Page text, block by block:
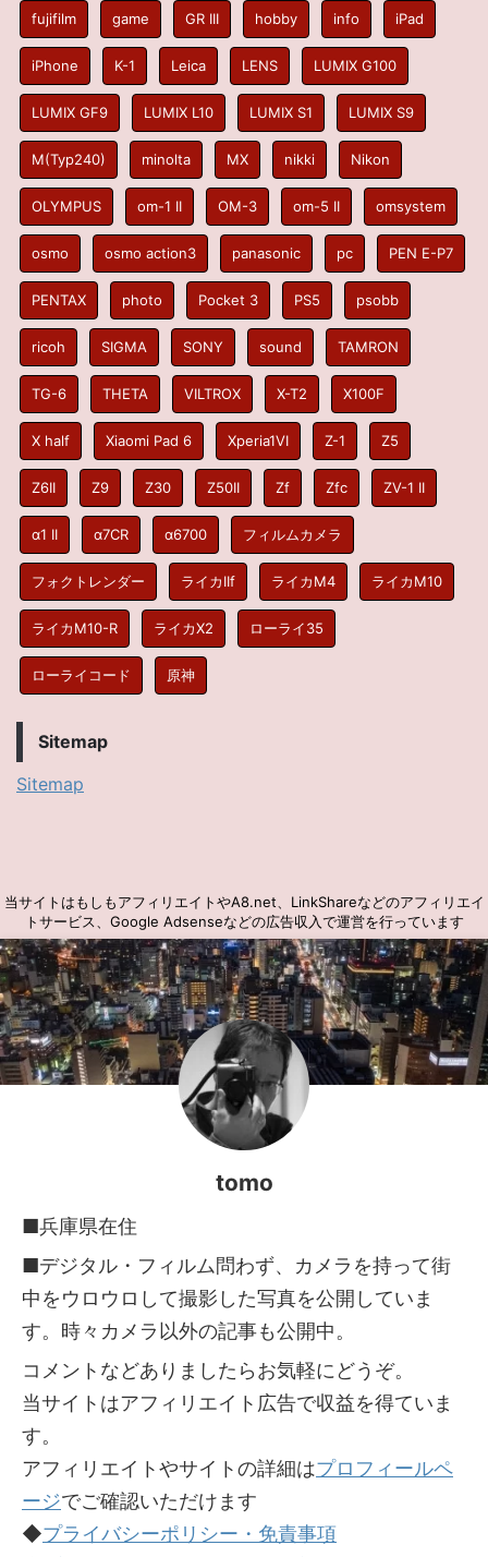
fujifilm game GR III hobby info iPad
iPhone K-1 Leica LENS LUMIX G100
LUMIX GF9 LUMIX L10 LUMIX S1 LUMIX S9
M(Typ240) minolta MX nikki Nikon
OLYMPUS om-1 II OM-3 om-5 II omsystem
osmo osmo action3 panasonic pc PEN E-P7
PENTAX photo Pocket 3 PS5 psobb
ricoh SIGMA SONY sound TAMRON
TG-6 THETA VILTROX X-T2 X100F
X half Xiaomi Pad 6 Xperia1VI Z-1 Z5
Z6II Z9 Z30 Z50II Zf Zfc ZV-1 II
α1 II α7CR α6700 フィルムカメラ
フォクトレンダー ライカIIf ライカM4 ライカM10
ライカM10-R ライカX2 ローライ35
ローライコード 原神
Sitemap
Sitemap
当サイトはもしもアフィリエイトやA8.net、LinkShareなどのアフィリエイ
トサービス、Google Adsenseなどの広告収入で運営を行っています
tomo
■兵庫県在住
■デジタル・フィルム問わず、カメラを持って街
中をウロウロして撮影した写真を公開していま
す。時々カメラ以外の記事も公開中。
コメントなどありましたらお気軽にどうぞ。
当サイトはアフィリエイト広告で収益を得ていま
す。
アフィリエイトやサイトの詳細はプロフィールペ
ージでご確認いただけます
◆プライバシーポリシー・免責事項